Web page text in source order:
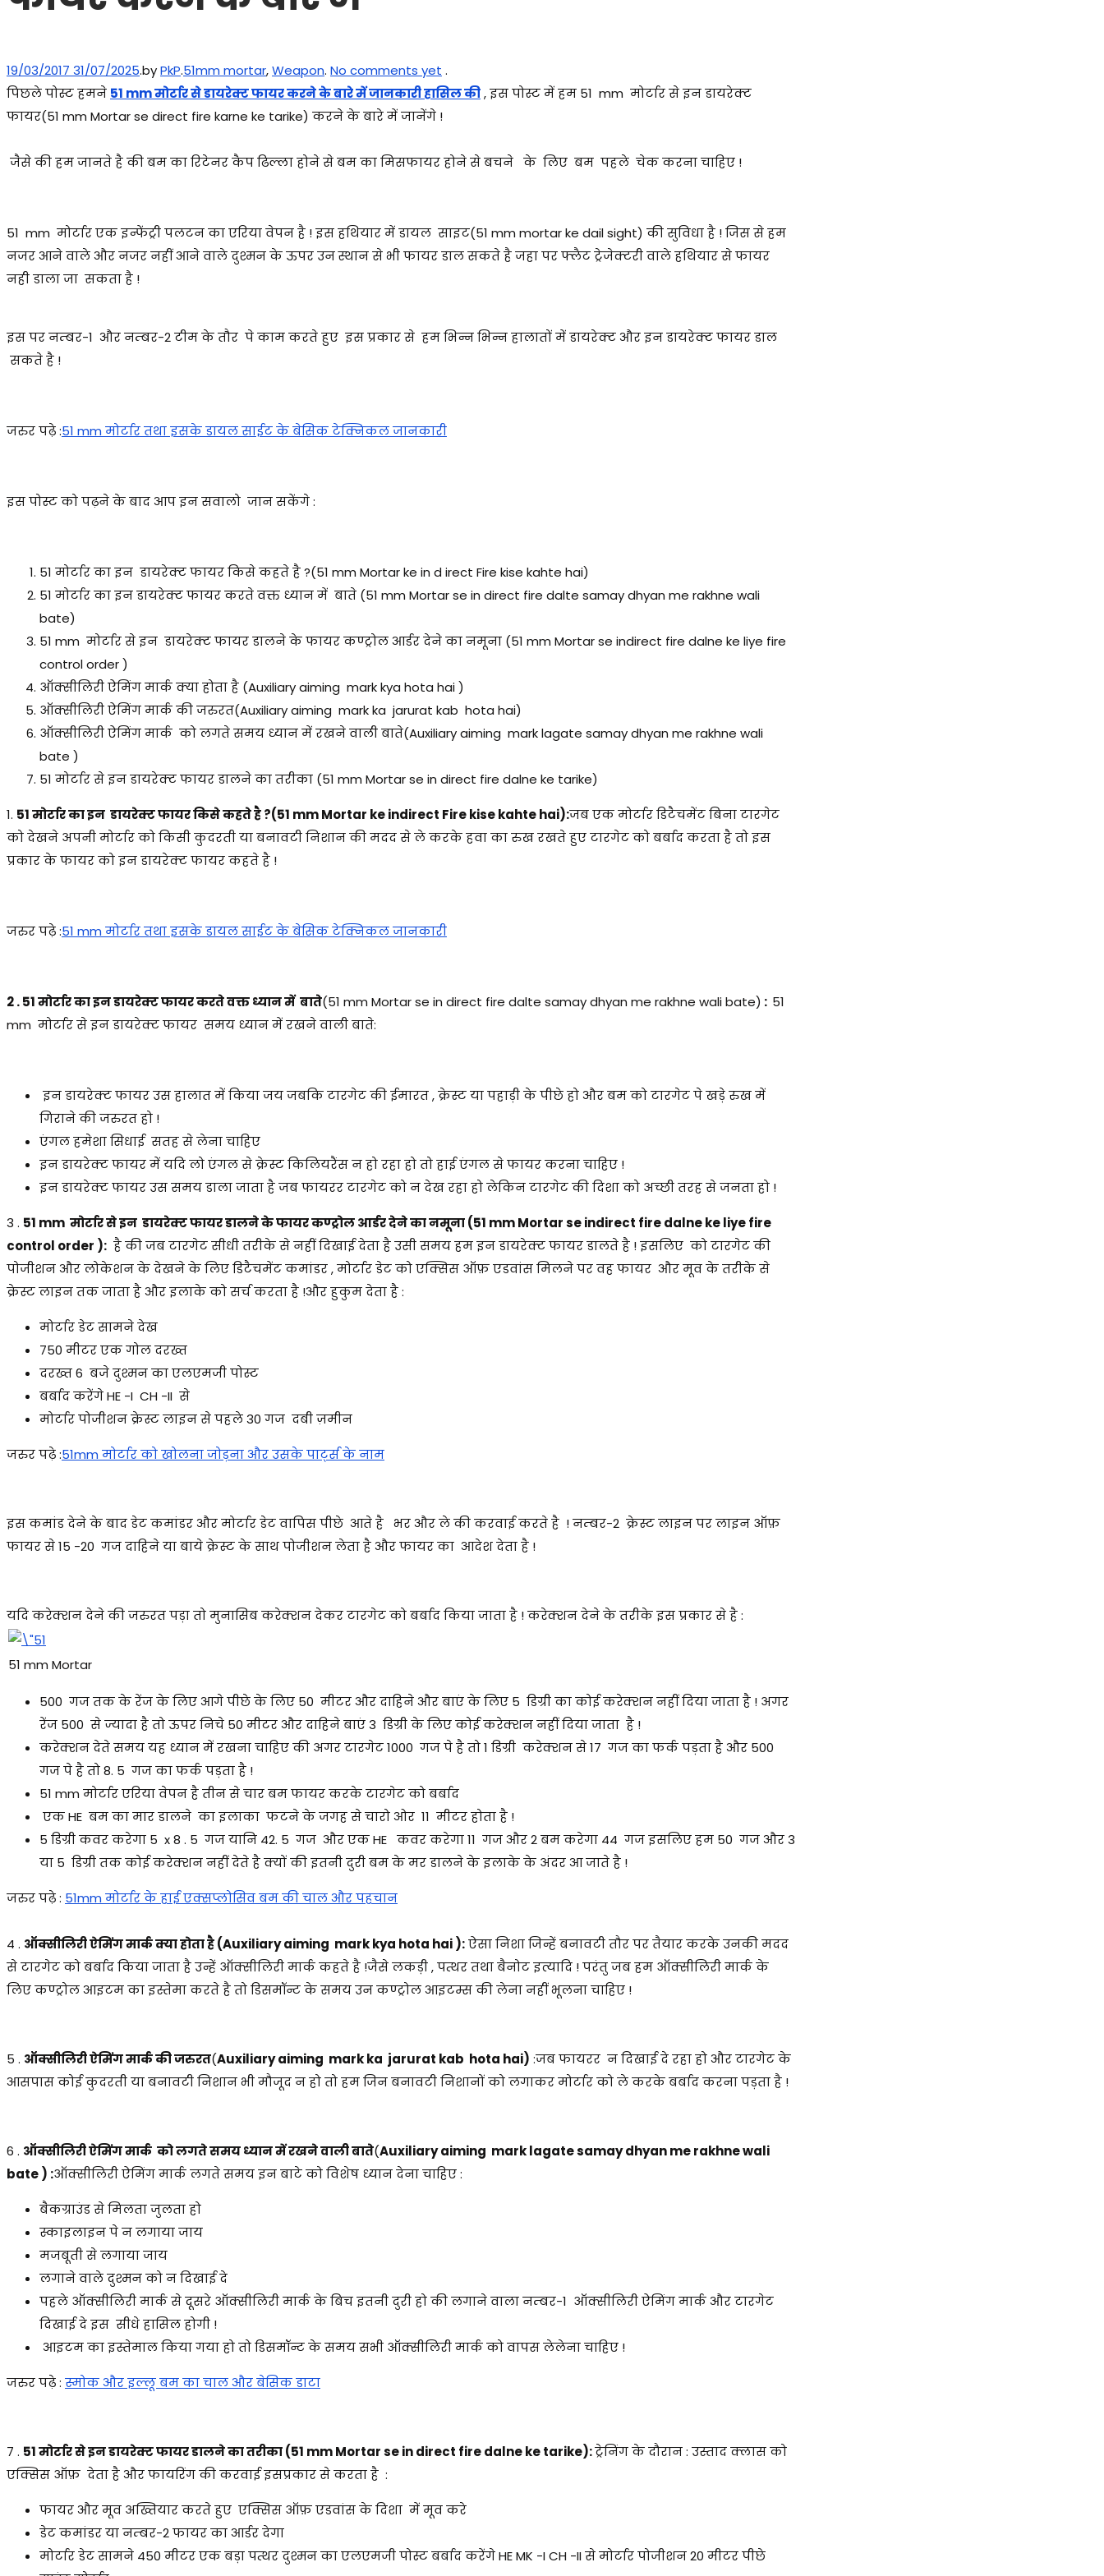
Posted on
19/03/2017 31/07/2025.byPkP.Posted in
51mm mortar,Weapon. No comments yet .
पिछले पोस्ट हमने 51 mm मोर्टार से डायरेक्ट फायर करने के बारे में जानकारी हासिल की, इस पोस्ट में हम 51 mm मोर्टार से इन डायरेक्ट
फायर(51 mm Mortar se direct fire karne ke tarike) करने के बारे में जानेंगे !
जैसे की हम जानते है की बम का रिटेनर कैप ढिल्ला होने से बम का मिसफायर होने से बचने के लिए बम पहले चेक करना चाहिए !
51 mm मोर्टार एक इन्फेंट्री पलटन का एरिया वेपन है ! इस हथियार में डायल साइट(51 mm mortar ke dail sight) की सुविधा है ! जिस से हम
नजर आने वाले और नजर नहीं आने वाले दुश्मन के ऊपर उन स्थान से भी फायर डाल सकते है जहा पर फ्लैट ट्रेजेक्टरी वाले हथियार से फायर
नही डाला जा सकता है !
इस पर नम्बर-1 और नम्बर-2 टीम के तौर पे काम करते हुए इस प्रकार से हम भिन्न भिन्न हालातों में डायरेक्ट और इन डायरेक्ट फायर डाल
सकते है !
जरुर पढ़े :51 mm मोर्टार तथा इसके डायल साईट के बेसिक टेक्निकल जानकारी
इस पोस्ट को पढ़ने के बाद आप इन सवालो जान सकेंगे :
51 मोर्टार का इन डायरेक्ट फायर किसे कहते है ?(51 mm Mortar ke in d irect Fire kise kahte hai)
51 मोर्टार का इन डायरेक्ट फायर करते वक्त ध्यान में बाते (51 mm Mortar se in direct fire dalte samay dhyan me rakhne wali
bate)
51 mm मोर्टार से इन डायरेक्ट फायर डालने के फायर कण्ट्रोल आर्डर देने का नमूना (51 mm Mortar se indirect fire dalne ke liye fire
control order )
ऑक्सीलिरी ऐमिंग मार्क क्या होता है (Auxiliary aiming mark kya hota hai )
ऑक्सीलिरी ऐमिंग मार्क की जरुरत(Auxiliary aiming mark ka jarurat kab hota hai)
ऑक्सीलिरी ऐमिंग मार्क को लगते समय ध्यान में रखने वाली बाते(Auxiliary aiming mark lagate samay dhyan me rakhne wali
bate )
51 मोर्टार से इन डायरेक्ट फायर डालने का तरीका (51 mm Mortar se in direct fire dalne ke tarike)
1. 51 मोर्टार का इन डायरेक्ट फायर किसे कहते है ?(51 mm Mortar ke indirect Fire kise kahte hai):जब एक मोर्टार डिटैचमेंट बिना टारगेट
को देखने अपनी मोर्टार को किसी कुदरती या बनावटी निशान की मदद से ले करके हवा का रुख रखते हुए टारगेट को बर्बाद करता है तो इस
प्रकार के फायर को इन डायरेक्ट फायर कहते है !
जरुर पढ़े :51 mm मोर्टार तथा इसके डायल साईट के बेसिक टेक्निकल जानकारी
2 . 51 मोर्टार का इन डायरेक्ट फायर करते वक्त ध्यान में बाते(51 mm Mortar se in direct fire dalte samay dhyan me rakhne wali bate) : 51
mm मोर्टार से इन डायरेक्ट फायर समय ध्यान में रखने वाली बाते:
इन डायरेक्ट फायर उस हालात में किया जय जबकि टारगेट की ईमारत , क्रेस्ट या पहाड़ी के पीछे हो और बम को टारगेट पे खड़े रुख में
गिराने की जरुरत हो !
एंगल हमेशा सिधाई सतह से लेना चाहिए
इन डायरेक्ट फायर में यदि लो एंगल से क्रेस्ट किलियरैंस न हो रहा हो तो हाई एंगल से फायर करना चाहिए !
इन डायरेक्ट फायर उस समय डाला जाता है जब फायरर टारगेट को न देख रहा हो लेकिन टारगेट की दिशा को अच्छी तरह से जनता हो !
3 . 51 mm मोर्टार से इन डायरेक्ट फायर डालने के फायर कण्ट्रोल आर्डर देने का नमूना (51 mm Mortar se indirect fire dalne ke liye fire
control order ): है की जब टारगेट सीधी तरीके से नहीं दिखाई देता है उसी समय हम इन डायरेक्ट फायर डालते है ! इसलिए को टारगेट की
पोजीशन और लोकेशन के देखने के लिए डिटैचमेंट कमांडर , मोर्टार डेट को एक्सिस ऑफ़ एडवांस मिलने पर वह फायर और मूव के तरीके से
क्रेस्ट लाइन तक जाता है और इलाके को सर्च करता है !और हुकुम देता है :
मोर्टार डेट सामने देख
750 मीटर एक गोल दरख्त
दरख्त 6 बजे दुश्मन का एलएमजी पोस्ट
बर्बाद करेंगे HE -I CH -II से
मोर्टार पोजीशन क्रेस्ट लाइन से पहले 30 गज दबी ज़मीन
जरुर पढ़े :51mm मोर्टार को खोलना जोड़ना और उसके पार्ट्स के नाम
इस कमांड देने के बाद डेट कमांडर और मोर्टार डेट वापिस पीछे आते है भर और ले की करवाई करते है ! नम्बर-2 क्रेस्ट लाइन पर लाइन ऑफ़
फायर से 15 -20 गज दाहिने या बाये क्रेस्ट के साथ पोजीशन लेता है और फायर का आदेश देता है !
यदि करेक्शन देने की जरुरत पड़ा तो मुनासिब करेक्शन देकर टारगेट को बर्बाद किया जाता है ! करेक्शन देने के तरीके इस प्रकार से है :
51 mm Mortar
500 गज तक के रेंज के लिए आगे पीछे के लिए 50 मीटर और दाहिने और बाएं के लिए 5 डिग्री का कोई करेक्शन नहीं दिया जाता है ! अगर
रेंज 500 से ज्यादा है तो ऊपर निचे 50 मीटर और दाहिने बाएं 3 डिग्री के लिए कोई करेक्शन नहीं दिया जाता है !
करेक्शन देते समय यह ध्यान में रखना चाहिए की अगर टारगेट 1000 गज पे है तो 1 डिग्री करेक्शन से 17 गज का फर्क पड़ता है और 500
गज पे है तो 8. 5 गज का फर्क पड़ता है !
51 mm मोर्टार एरिया वेपन है तीन से चार बम फायर करके टारगेट को बर्बाद
एक HE बम का मार डालने का इलाका फटने के जगह से चारो ओर 11 मीटर होता है !
5 डिग्री कवर करेगा 5 x 8 . 5 गज यानि 42. 5 गज और एक HE कवर करेगा 11 गज और 2 बम करेगा 44 गज इसलिए हम 50 गज और 3
या 5 डिग्री तक कोई करेक्शन नहीं देते है क्यों की इतनी दुरी बम के मर डालने के इलाके के अंदर आ जाते है !
जरुर पढ़े : 51mm मोर्टार के हाई एक्सप्लोसिव बम की चाल और पहचान
4 . ऑक्सीलिरी ऐमिंग मार्क क्या होता है (Auxiliary aiming mark kya hota hai ):ऐसा निशा जिन्हें बनावटी तौर पर तैयार करके उनकी मदद
से टारगेट को बर्बाद किया जाता है उन्हें ऑक्सीलिरी मार्क कहते है !जैसे लकड़ी , पत्थर तथा बैनोट इत्यादि ! परंतु जब हम ऑक्सीलिरी मार्क के
लिए कण्ट्रोल आइटम का इस्तेमा करते है तो डिसमॉन्ट के समय उन कण्ट्रोल आइटम्स की लेना नहीं भूलना चाहिए !
5 . ऑक्सीलिरी ऐमिंग मार्क की जरुरत(Auxiliary aiming mark ka jarurat kab hota hai) :जब फायरर न दिखाई दे रहा हो और टारगेट के
आसपास कोई कुदरती या बनावटी निशान भी मौजूद न हो तो हम जिन बनावटी निशानों को लगाकर मोर्टार को ले करके बर्बाद करना पड़ता है !
6 . ऑक्सीलिरी ऐमिंग मार्क को लगते समय ध्यान में रखने वाली बाते(Auxiliary aiming mark lagate samay dhyan me rakhne wali
bate ) :ऑक्सीलिरी ऐमिंग मार्क लगते समय इन बाटे को विशेष ध्यान देना चाहिए :
बैकग्राउंड से मिलता जुलता हो
स्काइलाइन पे न लगाया जाय
मजबूती से लगाया जाय
लगाने वाले दुश्मन को न दिखाई दे
पहले ऑक्सीलिरी मार्क से दूसरे ऑक्सीलिरी मार्क के बिच इतनी दुरी हो की लगाने वाला नम्बर-1 ऑक्सीलिरी ऐमिंग मार्क और टारगेट
दिखाई दे इस सीधे हासिल होगी !
आइटम का इस्तेमाल किया गया हो तो डिसमॉन्ट के समय सभी ऑक्सीलिरी मार्क को वापस लेलेना चाहिए !
जरुर पढ़े : स्मोक और इल्लू बम का चाल और बेसिक डाटा
7 . 51 मोर्टार से इन डायरेक्ट फायर डालने का तरीका (51 mm Mortar se in direct fire dalne ke tarike):ट्रेनिंग के दौरान : उस्ताद क्लास को
एक्सिस ऑफ़ देता है और फायरिंग की करवाई इसप्रकार से करता है :
फायर और मूव अख्तियार करते हुए एक्सिस ऑफ़ एडवांस के दिशा में मूव करे
डेट कमांडर या नम्बर-2 फायर का आर्डर देगा
मोर्टार डेट सामने 450 मीटर एक बड़ा पत्थर दुश्मन का एलएमजी पोस्ट बर्बाद करेंगे HE MK -I CH -II से मोर्टार पोजीशन 20 मीटर पीछे